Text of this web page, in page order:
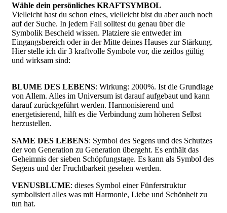
Wähle dein persönliches KRAFTSYMBOL
Vielleicht hast du schon eines, vielleicht bist du aber auch noch
auf der Suche. In jedem Fall solltest du genau über die
Symbolik Bescheid wissen. Platziere sie entweder im
Eingangsbereich oder in der Mitte deines Hauses zur Stärkung.
Hier stelle ich dir 3 kraftvolle Symbole vor, die zeitlos gültig
und wirksam sind:
BLUME DES LEBENS: Wirkung: 2000%. Ist die Grundlage
von Allem. Alles im Universum ist darauf aufgebaut und kann
darauf zurückgeführt werden. Harmonisierend und
energetisierend, hilft es die Verbindung zum höheren Selbst
herzustellen.
SAME DES LEBENS: Symbol des Segens und des Schutzes
der von Generation zu Generation übergeht. Es enthält das
Geheimnis der sieben Schöpfungstage. Es kann als Symbol des
Segens und der Fruchtbarkeit gesehen werden.
VENUSBLUME: dieses Symbol einer Fünferstruktur
symbolisiert alles was mit Harmonie, Liebe und Schönheit zu
tun hat.